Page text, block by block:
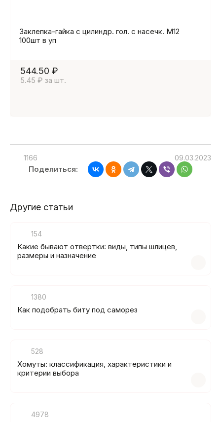
Заклепка-гайка с цилиндр. гол. с насечк. М12
100шт в уп
544.50 ₽
5.45 ₽ за шт.
1166 09.03.2023
Поделиться:
Другие статьи
154
Какие бывают отвертки: виды, типы шлицев,
размеры и назначение
1380
Как подобрать биту под саморез
528
Хомуты: классификация, характеристики и
критерии выбора
4978